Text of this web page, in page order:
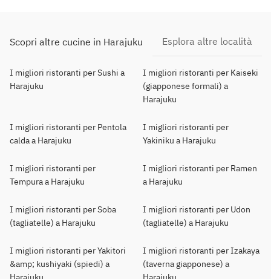
Scopri altre cucine in Harajuku Esplora altre località
I migliori ristoranti per Sushi a
Harajuku
I migliori ristoranti per Kaiseki
(giapponese formali) a
Harajuku
I migliori ristoranti per Pentola
calda a Harajuku
I migliori ristoranti per
Yakiniku a Harajuku
I migliori ristoranti per
Tempura a Harajuku
I migliori ristoranti per Ramen
a Harajuku
I migliori ristoranti per Soba
(tagliatelle) a Harajuku
I migliori ristoranti per Udon
(tagliatelle) a Harajuku
I migliori ristoranti per Yakitori
&amp; kushiyaki (spiedi) a
I migliori ristoranti per Izakaya
(taverna giapponese) a